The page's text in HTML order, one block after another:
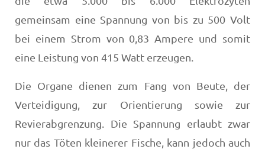
gemeinsam eine Spannung von bis zu 500 Volt
bei einem Strom von 0,83 Ampere und somit
eine Leistung von 415 Watt erzeugen.
Die Organe dienen zum Fang von Beute, der
Verteidigung, zur Orientierung sowie zur
Revierabgrenzung. Die Spannung erlaubt zwar
nur das Töten kleinerer Fische, kann jedoch auch